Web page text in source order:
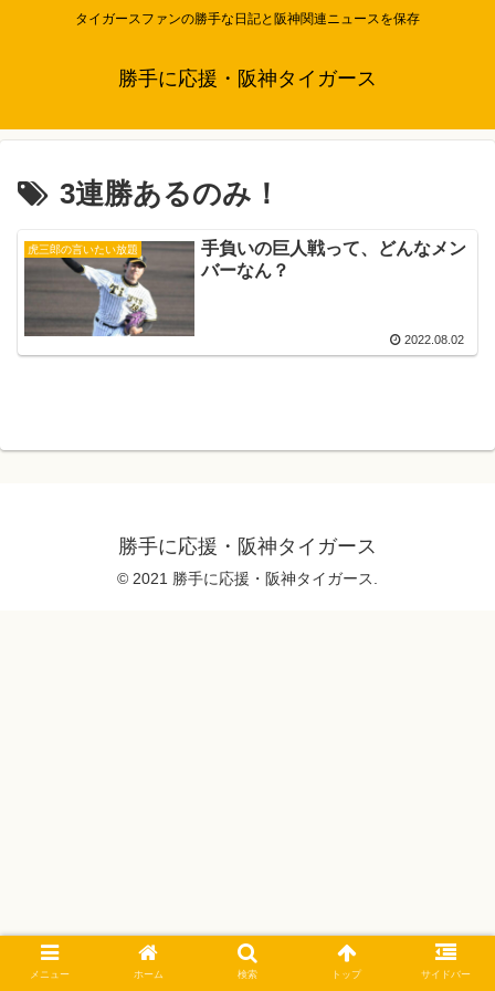
タイガースファンの勝手な日記と阪神関連ニュースを保存
勝手に応援・阪神タイガース
3連勝あるのみ！
虎三郎の言いたい放題
手負いの巨人戦って、どんなメン
バーなん？
2022.08.02
勝手に応援・阪神タイガース
© 2021 勝手に応援・阪神タイガース.
メニュー ホーム 検索 トップ サイドバー